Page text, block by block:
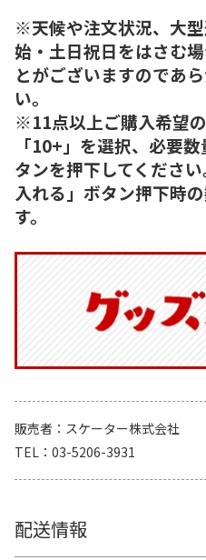
※天候や注文状況、大
始・土日祝日をはさむ
とがございますのであ
い。
※11点以上ご購入希望
「10+」を選択、必要
タンを押下してくださ
入れる」ボタン押下時
す。
販売者
スケーター株式会社
TEL
03-5206-3931
配送情報